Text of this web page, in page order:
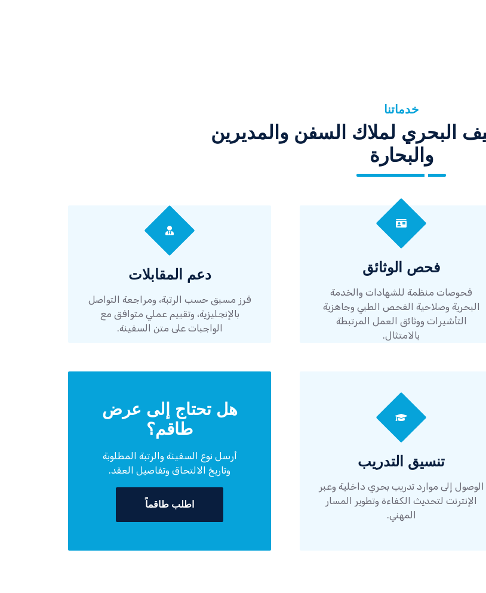
خدماتنا
البحري لملاك السفن والمديرين
والبحارة
فحص الوثائق
فحوصات منظمة للشهادات والخدمة
البحرية وصلاحية الفحص الطبي وجاهزية
التأشيرات ووثائق العمل المرتبطة
بالامتثال.
دعم المقابلات
فرز مسبق حسب الرتبة، ومراجعة التواصل
بالإنجليزية، وتقييم عملي متوافق مع
الواجبات على متن السفينة.
تنسيق التدريب
الوصول إلى موارد تدريب بحري داخلية وعبر
الإنترنت لتحديث الكفاءة وتطوير المسار
المهني.
هل تحتاج إلى عرض
طاقم؟
أرسل نوع السفينة والرتبة المطلوبة
وتاريخ الالتحاق وتفاصيل العقد.
اطلب طاقماً